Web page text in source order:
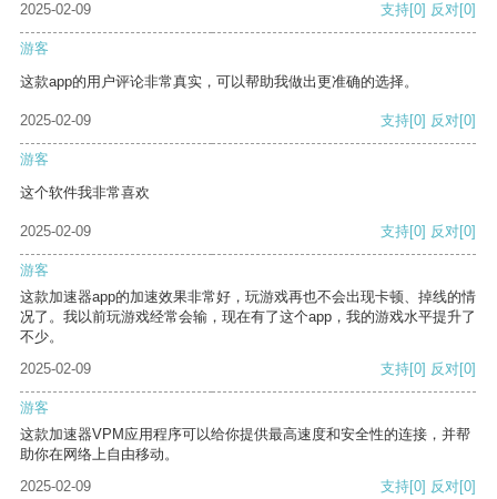
2025-02-09 支持[0] 反对[0]
游客
这款app的用户评论非常真实，可以帮助我做出更准确的选择。
2025-02-09 支持[0] 反对[0]
游客
这个软件我非常喜欢
2025-02-09 支持[0] 反对[0]
游客
这款加速器app的加速效果非常好，玩游戏再也不会出现卡顿、掉线的情
况了。我以前玩游戏经常会输，现在有了这个app，我的游戏水平提升了
不少。
2025-02-09
支持[0] 反对[0]
游客
这款加速器VPM应用程序可以给你提供最高速度和安全性的连接，并帮
助你在网络上自由移动。
2025-02-09
支持[0] 反对[0]